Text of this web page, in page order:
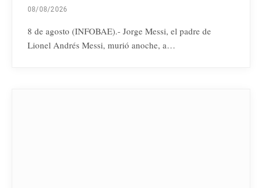
08/08/2026
8 de agosto (INFOBAE).- Jorge Messi, el padre de
Lionel Andrés Messi, murió anoche, a…